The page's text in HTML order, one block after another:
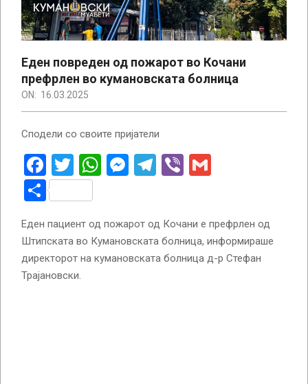
Еден повреден од пожарот во Кочани
префрлен во кумановската болница
ON: 16.03.2025
Сподели со своите пријатели
Facebook
Twitter
WhatsApp
Messenger
Telegram
Viber
Share
Еден пациент од пожарот од Кочани е префрлен од
Штипската во Кумановската болница, информираше
директорот на кумановската болница д-р Стефан
Трајановски.